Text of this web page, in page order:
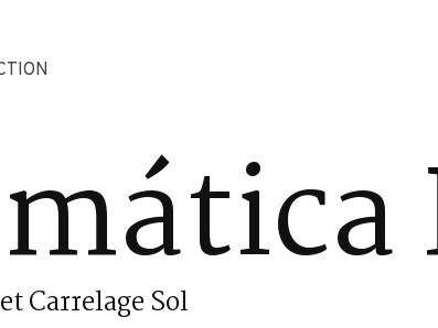
Carrelage Sol